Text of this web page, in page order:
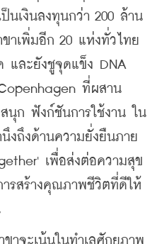
นเงินลงทุนกว่า 200 ล้าน
าเพิ่มอีก 20 แห่งทั่วไทย
และยังชูจุดแข็ง DNA
ที่ผสาน
นุก ฟังก์ชันการใช้งาน ใน
งถึงด้านความยั่งยืนภาย
เพื่อส่งต่อความสุข
รสร้างคุณภาพชีวิตที่ดีให้
จะเน้นในทำเลศักยภาพ